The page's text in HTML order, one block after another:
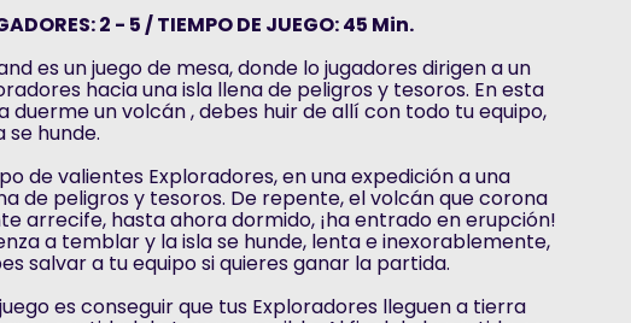
2 - 5 / TIEMPO DE JUEGO: 45 Min.
es un juego de mesa, donde lo jugadores dirigen a un
hacia una isla llena de peligros y tesoros. En esta
duerme un volcán , debes huir de allí con todo tu equipo,
se hunde.
de valientes Exploradores, en una expedición a una
de peligros y tesoros. De repente, el volcán que corona
arrecife, hasta ahora dormido, ¡ha entrado en erupción!
a temblar y la isla se hunde, lenta e inexorablemente,
salvar a tu equipo si quieres ganar la partida.
es conseguir que tus Exploradores lleguen a tierra